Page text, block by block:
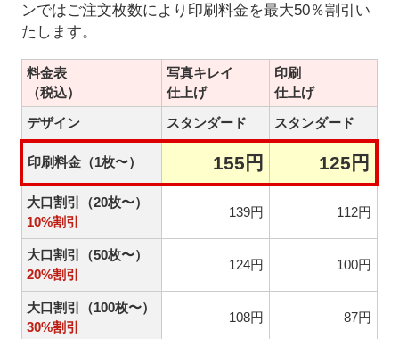
ンではご注文枚数により印刷料金を最大50％割引い
たします。
料金表
（税込）
写真キレイ
仕上げ
印刷
仕上げ
デザイン
スタンダード スタンダード
印刷料金（1枚〜） 155円 125円
大口割引（20枚〜）
10%割引
139円 112円
大口割引（50枚〜）
20%割引
124円 100円
大口割引（100枚〜）
30%割引
108円 87円